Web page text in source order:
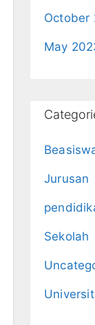
October
May
Jurusan
Sekolah